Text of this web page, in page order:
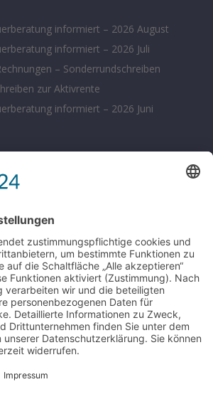
informiert – 2026 August
informiert – 2026 Juli
– Sonderrundschreiben
zur Aktivrente
informiert – 2026 Juni
08:00 – 17:00 Uhr
dem Bürohaus vorhanden.